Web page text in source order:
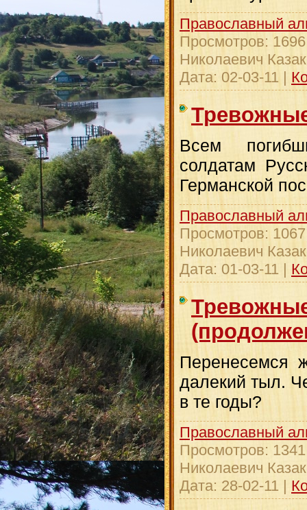
Православный
Просмотров: 1696
Николаевич
Дата: 02-03-11 |
Всем
солдатам
Германской
Православный
Просмотров: 1067
Николаевич
Дата: 01-03-11 |
Перенесемся
далекий тыл.
в те годы?
Православный
Просмотров: 1341
Николаевич
Дата: 28-02-11 |